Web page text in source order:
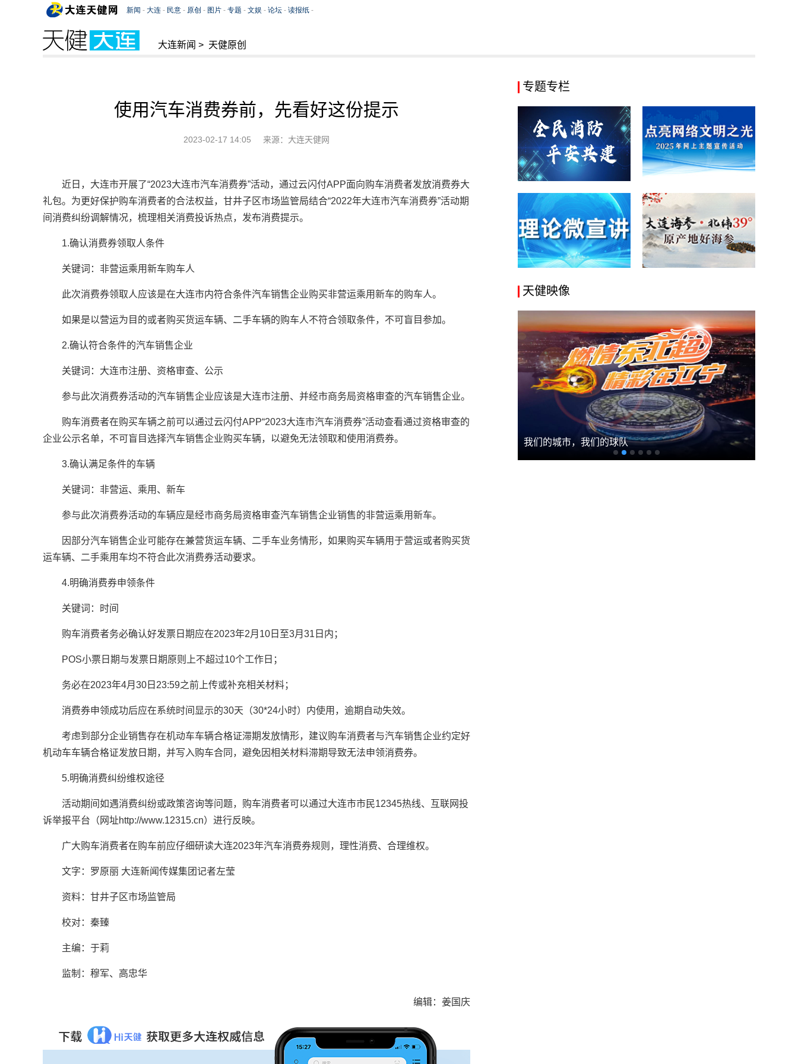
大连新闻 > 天健原创
使用汽车消费券前，先看好这份提示
2023-02-17 14:05 来源：大连天健网
近日，大连市开展了“2023大连市汽车消费券”活动，通过云闪付APP面向购车消费者发放消费券大
礼包。为更好保护购车消费者的合法权益，甘井子区市场监管局结合“2022年大连市汽车消费券”活动期
间消费纠纷调解情况，梳理相关消费投诉热点，发布消费提示。
1.确认消费券领取人条件
关键词：非营运乘用新车购车人
此次消费券领取人应该是在大连市内符合条件汽车销售企业购买非营运乘用新车的购车人。
如果是以营运为目的或者购买货运车辆、二手车辆的购车人不符合领取条件，不可盲目参加。
2.确认符合条件的汽车销售企业
关键词：大连市注册、资格审查、公示
参与此次消费券活动的汽车销售企业应该是大连市注册、并经市商务局资格审查的汽车销售企业。
购车消费者在购买车辆之前可以通过云闪付APP“2023大连市汽车消费券”活动查看通过资格审查的
企业公示名单，不可盲目选择汽车销售企业购买车辆，以避免无法领取和使用消费券。
3.确认满足条件的车辆
关键词：非营运、乘用、新车
参与此次消费券活动的车辆应是经市商务局资格审查汽车销售企业销售的非营运乘用新车。
因部分汽车销售企业可能存在兼营货运车辆、二手车业务情形，如果购买车辆用于营运或者购买货
运车辆、二手乘用车均不符合此次消费券活动要求。
4.明确消费券申领条件
关键词：时间
购车消费者务必确认好发票日期应在2023年2月10日至3月31日内；
POS小票日期与发票日期原则上不超过10个工作日；
务必在2023年4月30日23:59之前上传或补充相关材料；
消费券申领成功后应在系统时间显示的30天（30*24小时）内使用，逾期自动失效。
考虑到部分企业销售存在机动车车辆合格证滞期发放情形，建议购车消费者与汽车销售企业约定好
机动车车辆合格证发放日期，并写入购车合同，避免因相关材料滞期导致无法申领消费券。
5.明确消费纠纷维权途径
活动期间如遇消费纠纷或政策咨询等问题，购车消费者可以通过大连市市民12345热线、互联网投
诉举报平台（网址http://www.12315.cn）进行反映。
广大购车消费者在购车前应仔细研读大连2023年汽车消费券规则，理性消费、合理维权。
文字：罗原丽 大连新闻传媒集团记者左莹
资料：甘井子区市场监管局
校对：秦臻
主编：于莉‍‍‍
监制：穆军、高忠华
编辑：姜国庆